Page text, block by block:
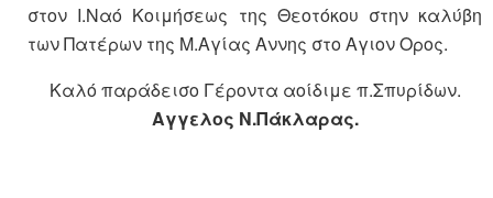
στον Ι.Ναό Κοιμήσεως της Θεοτόκου στην καλύβη
των Πατέρων της Μ.Αγίας Αννης στο Αγιον Ορος.
Καλό παράδεισο Γέροντα αοίδιμε π.Σπυρίδων.
Αγγελος Ν.Πάκλαρας.